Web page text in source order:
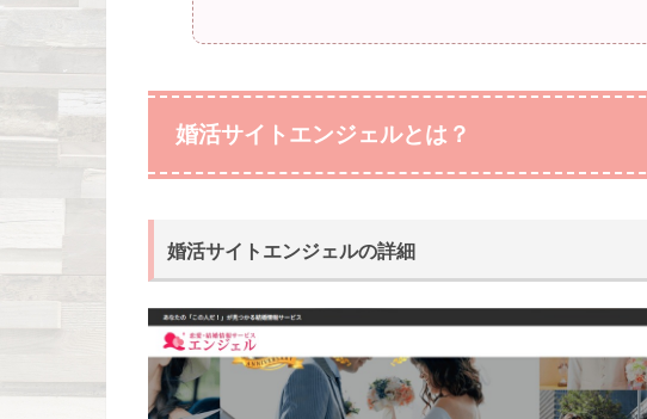
婚活サイトエンジェルとは？
婚活サイトエンジェルの詳細